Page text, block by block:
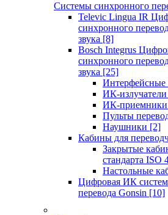
Системы синхронного
Televic Lingua IR
синхронного
звука [8]
Bosch Integrus
синхронного
звука [25]
Интерфейсные
ИК-излучатели
ИК-приемники
Пульты
Наушники [2]
Кабины для
Закрытые
стандарта ISO
Настольные
Цифровая ИК
перевода Gonsin [10]